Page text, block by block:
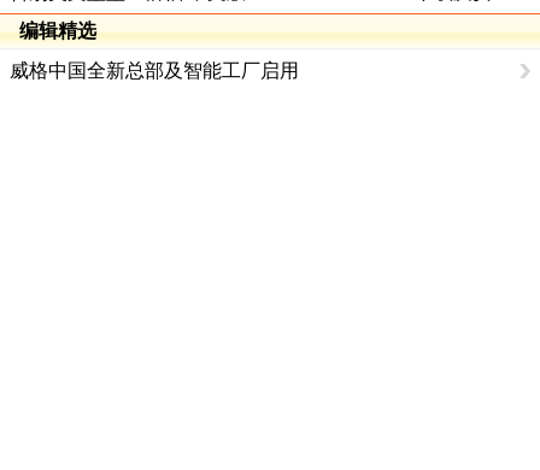
告别英文壁垒！倍福 中文版 TwinCAT 3.1.4026 下载及安装指南
编辑精选